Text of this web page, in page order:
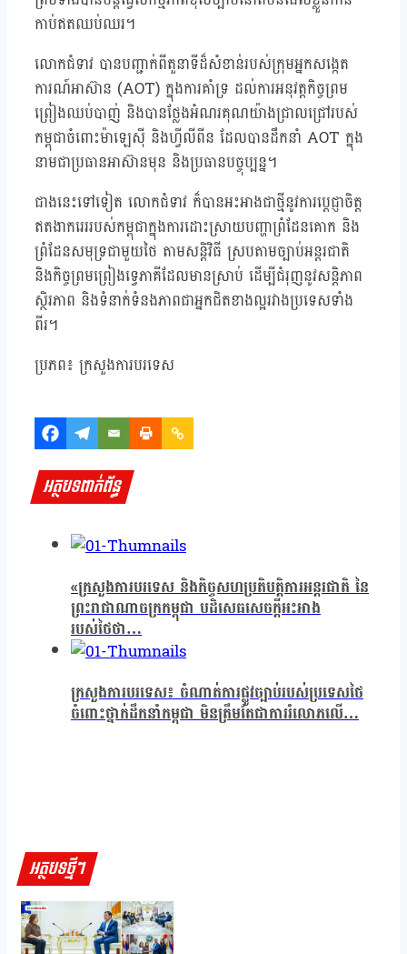
កាប់ឥតឈប់ឈរ។
លោកជំទាវ បានបញ្ជាក់ពីតួនាទីដ៏សំខាន់របស់ក្រុមអ្នកសង្កេត
ការណ៍អាស៊ាន (AOT) ក្នុងការគាំទ្រ ដល់ការអនុវត្តកិច្ចព្រម
ព្រៀងឈប់បាញ់ និងបានថ្លែងអំណរគុណយ៉ាងជ្រាលជ្រៅរបស់
កម្ពុជាចំពោះម៉ាឡេស៊ី និងហ្វីលីពីន ដែលបានដឹកនាំ AOT ក្នុង
នាមជាប្រធានអាស៊ានមុន និងប្រធានបច្ចុប្បន្ន។
ជាងនេះទៅទៀត លោកជំទាវ ក៏បានអះអាងជាថ្មីនូវការប្តេជ្ញាចិត្ត
ឥតងាករេររបស់កម្ពុជាក្នុងការដោះស្រាយបញ្ហាព្រំដែនគោក និង
ព្រំដែនសមុទ្រជាមួយថៃ តាមសន្តិវិធី ស្របតាមច្បាប់អន្តរជាតិ
និងកិច្ចព្រមព្រៀងទ្វេភាគីដែលមានស្រាប់ ដើម្បីជំរុញនូវសន្តិភាព
ស្ថិរភាព និងទំនាក់ទំនងភាពជាអ្នកជិតខាងល្អរវាងប្រទេសទាំង
ពីរ។
ប្រភព៖ ក្រសួងការបរទេស
អត្ថបទពាក់ព័ន្ធ
«ក្រសួងការបរទេស និងកិច្ចសហប្រតិបត្តិការអន្តរជាតិ នៃ
ព្រះរាជាណាចក្រកម្ពុជា បដិសេធសេចក្ដីអះអាង
របស់ថៃថា…
ក្រសួងការបរទេស៖ ចំណាត់ការផ្លូវច្បាប់របស់ប្រទេសថៃ
ចំពោះថ្នាក់ដឹកនាំកម្ពុជា មិនត្រឹមតែជាការរំលោភលើ…
អត្ថបទថ្មីៗ